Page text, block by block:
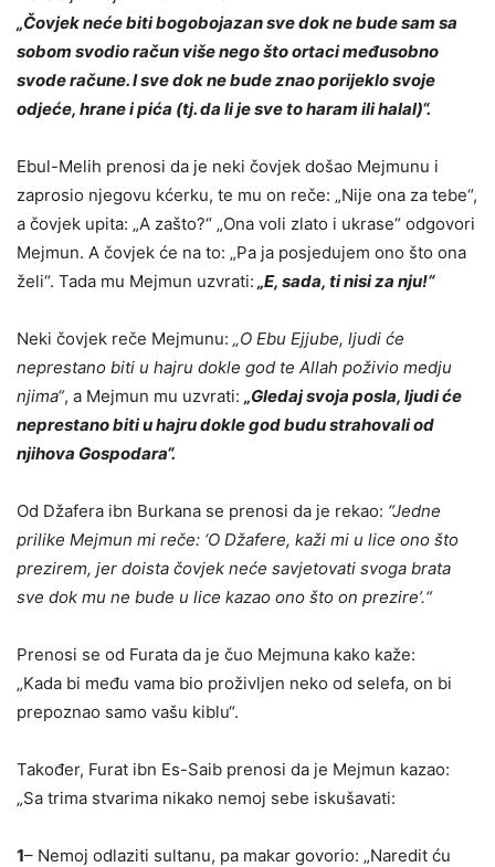
„Čovjek neće biti bogobojazan sve dok ne bude sam sa
sobom svodio račun više nego što ortaci međusobno
svode račune. I sve dok ne bude znao porijeklo svoje
odjeće, hrane i pića (tj. da li je sve to haram ili halal)“.
Ebul-Melih prenosi da je neki čovjek došao Mejmunu i
zaprosio njegovu kćerku, te mu on reče: „Nije ona za tebe“,
a čovjek upita: „A zašto?“ „Ona voli zlato i ukrase“ odgovori
Mejmun. A čovjek će na to: „Pa ja posjedujem ono što ona
želi“. Tada mu Mejmun uzvrati: „E, sada, ti nisi za nju!“
Neki čovjek reče Mejmunu: „O Ebu Ejjube, ljudi će
neprestano biti u hajru dokle god te Allah poživio medju
njima“, a Mejmun mu uzvrati: „Gledaj svoja posla, ljudi će
neprestano biti u hajru dokle god budu strahovali od
njihova Gospodara“.
Od Džafera ibn Burkana se prenosi da je rekao: “Jedne
prilike Mejmun mi reče: ‘O Džafere, kaži mi u lice ono što
prezirem, jer doista čovjek neće savjetovati svoga brata
sve dok mu ne bude u lice kazao ono što on prezire’.“
Prenosi se od Furata da je čuo Mejmuna kako kaže:
„Kada bi među vama bio proživljen neko od selefa, on bi
prepoznao samo vašu kiblu“.
Također, Furat ibn Es-Saib prenosi da je Mejmun kazao:
„Sa trima stvarima nikako nemoj sebe iskušavati:
1– Nemoj odlaziti sultanu, pa makar govorio: „Naredit ću